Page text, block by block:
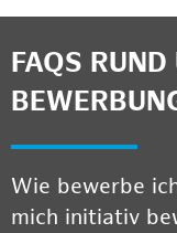
FAQS
Wie bewerbe
mich initiativ